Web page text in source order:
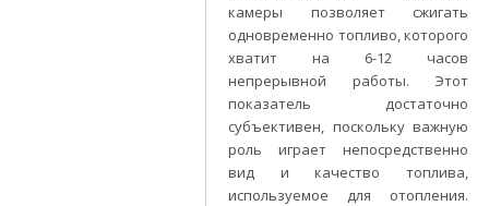
камеры позволяет сжигать
одновременно топливо, которого
хватит на 6-12 часов
непрерывной работы. Этот
показатель достаточно
субъективен, поскольку важную
роль играет непосредственно
вид и качество топлива,
используемое для отопления.